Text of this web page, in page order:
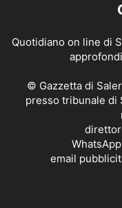
Quotidiano on line di
© Gazzetta di
presso tribunale di
email